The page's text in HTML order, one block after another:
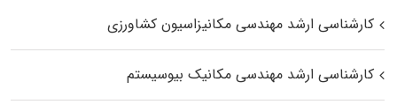
کارشناسی ارشد مهندسی مکانیزاسیون کشاورزی
کارشناسی ارشد مهندسی مکانیک بیوسیستم